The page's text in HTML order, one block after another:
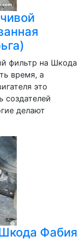
фильтр на Шкода
время, а
это
создателей
делают
Фабия